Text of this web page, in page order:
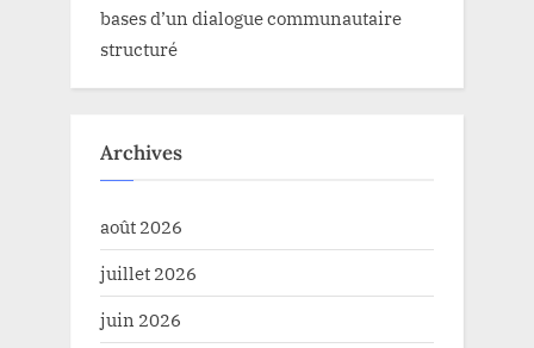
bases d’un dialogue communautaire
structuré
Archives
août 2026
juillet 2026
juin 2026